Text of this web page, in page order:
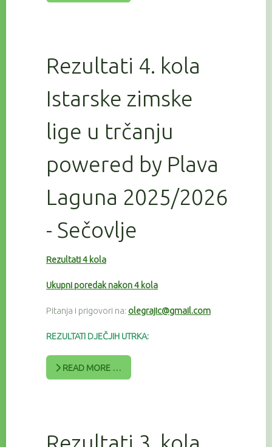
Rezultati 4. kola
Istarske zimske
lige u trčanju
powered by Plava
Laguna 2025/2026
- Sečovlje
Rezultati 4 kola
Ukupni poredak nakon 4 kola
Pitanja i prigovori na: olegrajic@gmail.com
REZULTATI DJEČJIH UTRKA:
READ MORE …